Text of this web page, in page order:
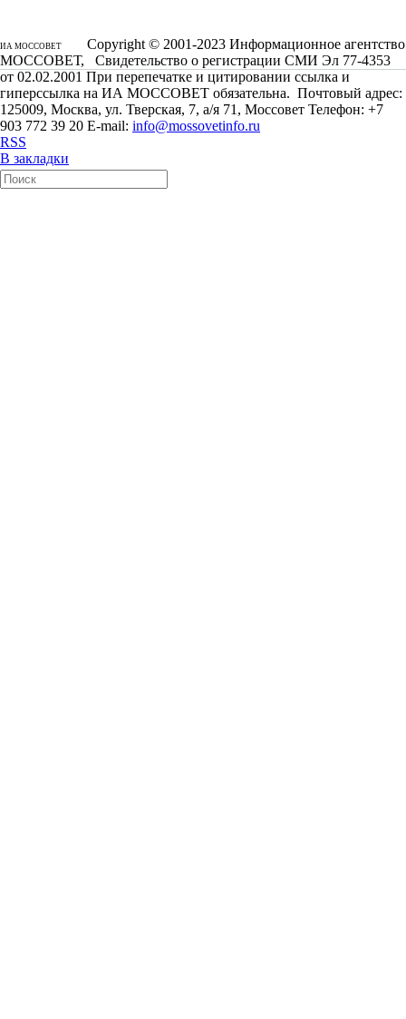
ИА МОССОВЕТ
Copyright © 2001-2023 Информационное агентство
МОССОВЕТ, Свидетельство о регистрации СМИ Эл 77-4353
от 02.02.2001 При перепечатке и цитировании ссылка и
гиперссылка на ИА МОССОВЕТ обязательна. Почтовый адрес:
125009, Москва, ул. Тверская, 7, а/я 71, Моссовет Телефон: +7
903 772 39 20 E-mail: info@mossovetinfo.ru
RSS
В закладки